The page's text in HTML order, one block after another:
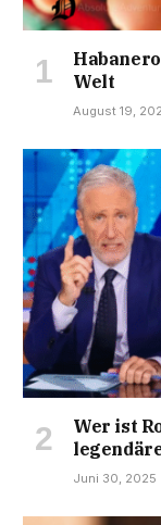
Welt
August 19,
Wer ist
Juni 30, 2025